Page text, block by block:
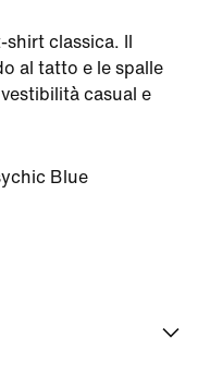
classica. Il
al tatto e le spalle
casual e
Blue